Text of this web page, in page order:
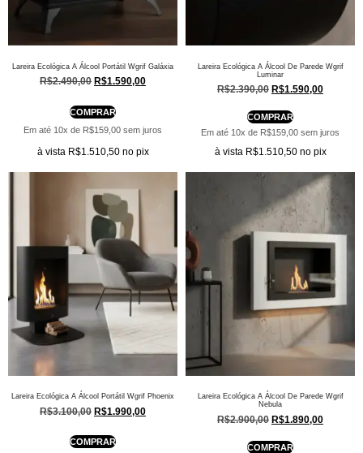
Lareira Ecológica A Álcool Portátil Wgrif Galáxia
R$2.490,00 R$1.590,00
COMPRAR
Em até 10x de R$159,00 sem juros
à vista R$1.510,50 no pix
Lareira Ecológica A Álcool De Parede Wgrif
Luminar
R$2.390,00 R$1.590,00
COMPRAR
Em até 10x de R$159,00 sem juros
à vista R$1.510,50 no pix
Lareira Ecológica A Álcool Portátil Wgrif Phoenix
R$3.100,00 R$1.990,00
COMPRAR
Lareira Ecológica A Álcool De Parede Wgrif
Nebula
R$2.900,00 R$1.890,00
COMPRAR